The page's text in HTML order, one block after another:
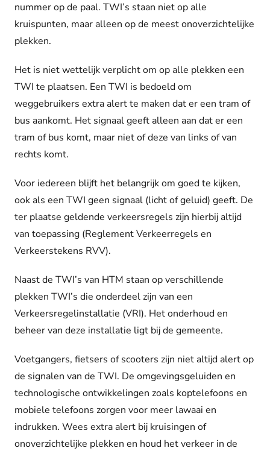
nummer op de paal. TWI’s staan niet op alle
kruispunten, maar alleen op de meest onoverzichtelijke
plekken.
Het is niet wettelijk verplicht om op alle plekken een
TWI te plaatsen. Een TWI is bedoeld om
weggebruikers extra alert te maken dat er een tram of
bus aankomt. Het signaal geeft alleen aan dat er een
tram of bus komt, maar niet of deze van links of van
rechts komt.
Voor iedereen blijft het belangrijk om goed te kijken,
ook als een TWI geen signaal (licht of geluid) geeft. De
ter plaatse geldende verkeersregels zijn hierbij altijd
van toepassing (Reglement Verkeerregels en
Verkeerstekens RVV).
Naast de TWI’s van HTM staan op verschillende
plekken TWI’s die onderdeel zijn van een
Verkeersregelinstallatie (VRI). Het onderhoud en
beheer van deze installatie ligt bij de gemeente.
Voetgangers, fietsers of scooters zijn niet altijd alert op
de signalen van de TWI. De omgevingsgeluiden en
technologische ontwikkelingen zoals koptelefoons en
mobiele telefoons zorgen voor meer lawaai en
indrukken. Wees extra alert bij kruisingen of
onoverzichtelijke plekken en houd het verkeer in de